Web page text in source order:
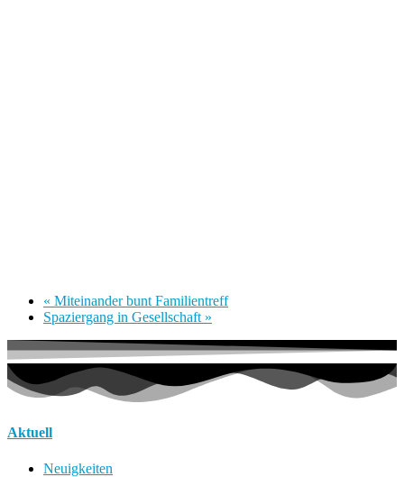
« Miteinander bunt Familientreff
Spaziergang in Gesellschaft »
Aktuell
Neuigkeiten